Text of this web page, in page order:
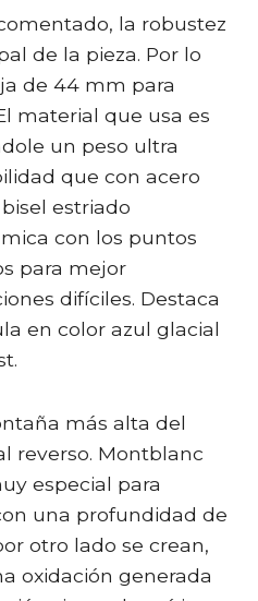
la robustez
de la pieza. Por lo
de 44 mm para
material que usa es
un peso ultra
que con acero
estriado
con los puntos
para mejor
difíciles. Destaca
en color azul glacial
más alta del
reverso. Montblanc
especial para
una profundidad de
otro lado se crean,
oxidación generada